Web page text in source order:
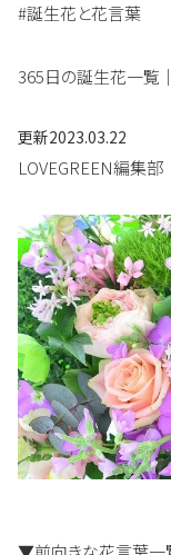
#誕生花と花言葉
365日の誕生花一覧
更新2023.03.22
LOVEGREEN編集部